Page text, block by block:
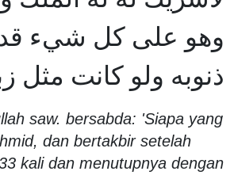
وهو على كل شيء
ذنوبه ولو كانت مثل
saw. bersabda: 'Siapa yang
dan bertakbir setelah
kali dan menutupnya dengan